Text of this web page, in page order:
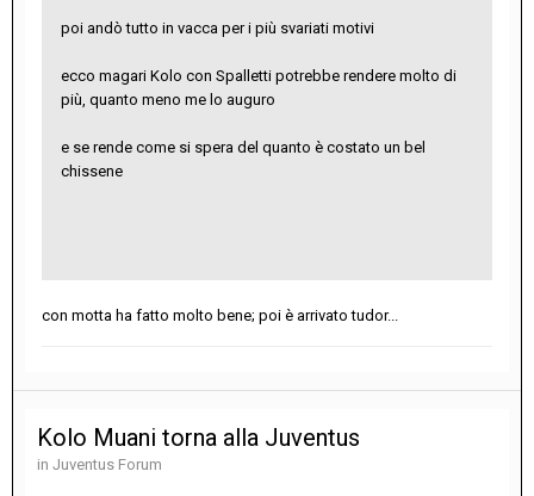
poi andò tutto in vacca per i più svariati motivi
ecco magari Kolo con Spalletti potrebbe rendere molto di
più, quanto meno me lo auguro
e se rende come si spera del quanto è costato un bel
chissene
con motta ha fatto molto bene; poi è arrivato tudor...
Kolo Muani torna alla Juventus
in Juventus Forum